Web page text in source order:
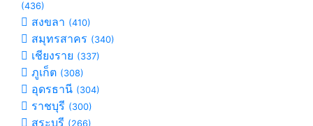
(436)
สงขลา (410)
สมุทรสาคร (340)
เชียงราย (337)
ภูเก็ต (308)
อุดรธานี (304)
ราชบุรี (300)
สระบุรี (266)